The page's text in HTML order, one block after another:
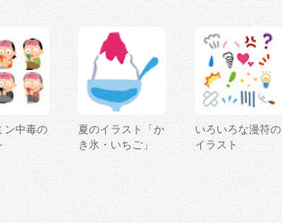
ン中毒の
夏のイラスト「か
き氷・いちご」
いろいろな漫符の
イラスト